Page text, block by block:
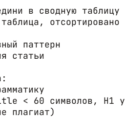
в сводную таблицу
паттерн
статьи
< 60 символов, H1
плагиат)